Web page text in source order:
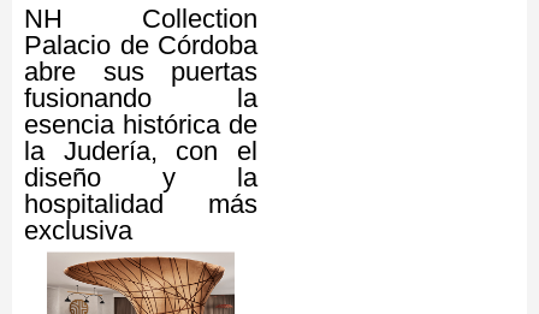
NH Collection
Palacio de Córdoba
abre sus puertas
fusionando la
esencia histórica de
la Judería, con el
diseño y la
hospitalidad más
exclusiva